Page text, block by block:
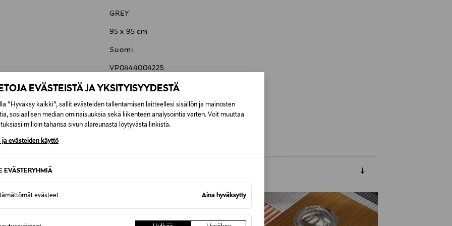
EVÄSTEISTÄ JA YKSITYISYYDESTÄ
“Hyväksy kaikki”, sallit evästeiden tallentamisen laitteellesi sisällön ja mainosten
sosiaalisen median ominaisuuksia sekä liikenteen analysointia varten. Voit muuttaa
milloin tahansa sivun alareunasta löytyvästä linkistä.
ja evästeiden käyttö
EVÄSTERYHMIÄ
evästeet Aina hyväksytty
GREY
95 x 95 cm
Suomi
VP0444004225
ADEA OY
Lellavantie 12, 61800 Kauhajoki, Finland
info@adea.fi
6,90 €